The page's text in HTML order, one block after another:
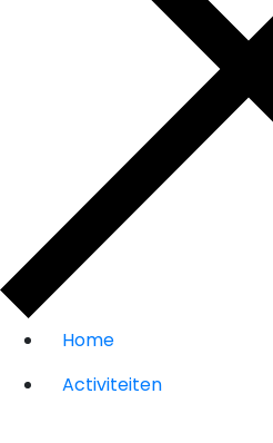
Home
Activiteiten